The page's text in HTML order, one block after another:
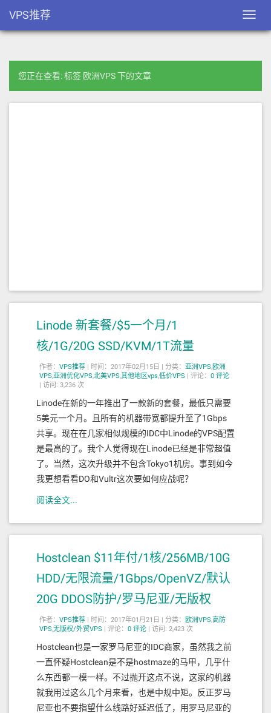
VPS推荐
您正在查看: 标签 欧洲VPS 下的文章
Linode 新套餐/$5一个月/1
核/1G/20G SSD/KVM/1T流量
作者： VPS推荐 | 时间：2017年02月15日 | 分类： 亚洲VPS,欧洲
VPS,亚洲优化VPS,北美VPS,其他地区vps,低价VPS | 评论： 0 评论
| 访问: 3,236 次
Linode在新的一年推出了一款新的套餐，最低只需要
5美元一个月。且所有的机器带宽都提升至了1Gbps
共享。现在在几家相似规模的IDC中Linode的VPS配置
是最高的了。我个人觉得现在Linode已经是非常超值
了。当然，这次升级并不包含Tokyo1机房。事到如今
我更想看看DO和Vultr这次要如何应战呢？
阅读全文...
Hostclean $11年付/1核/256MB/10G
HDD/无限流量/1Gbps/OpenVZ/默认
20G DDOS防护/罗马尼亚/无版权
作者： VPS推荐 | 时间：2017年01月21日 | 分类： 欧洲VPS,高防
VPS,无版权/外贸VPS | 评论： 0 评论 | 访问: 2,423 次
Hostclean也是一家罗马尼亚的IDC商家，虽然我之前
一直怀疑Hostclean是不是hostmaze的马甲，几乎什
么东西都一模一样。不过抛开这点不说，这家的机器
就我用过这么几个月来看，也是中规中矩。反正罗马
尼亚也不要指望什么线路好延迟低了，用罗马尼亚的